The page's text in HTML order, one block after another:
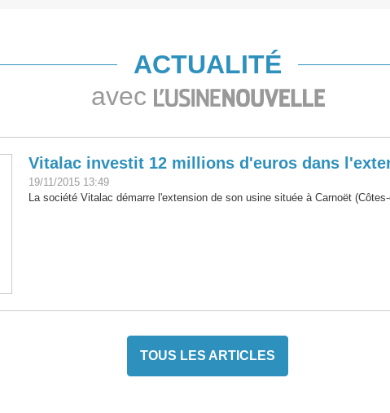
ACTUALITÉ
avec
Vitalac investit 12 millions d'euros dans
19/11/2015 13:49
La société Vitalac démarre l'extension de son usine située à Carnoët
TOUS LES ARTICLES